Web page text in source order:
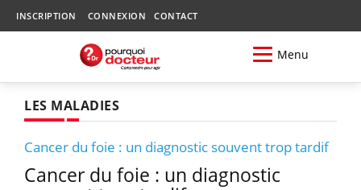
INSCRIPTION CONNEXION CONTACT
Menu
LES MALADIES
Cancer du foie : un diagnostic souvent trop tardif
Cancer du foie : un diagnostic